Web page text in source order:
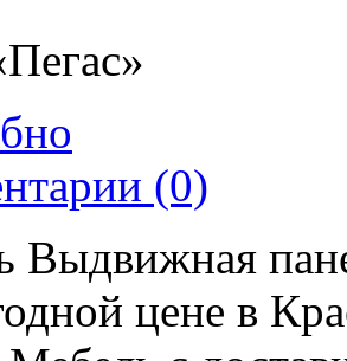
(0)
Выдвижная
цене в